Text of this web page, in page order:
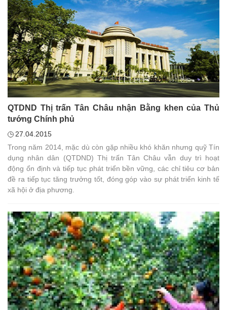
QTDND Thị trấn Tân Châu nhận Bằng khen của Thủ
tướng Chính phủ
27.04.2015
Trong năm 2014, mặc dù còn gặp nhiều khó khăn nhưng quỹ Tín
dụng nhân dân (QTDND) Thị trấn Tân Châu vẫn duy trì hoạt
động ổn định và tiếp tục phát triển bền vững, các chỉ tiêu cơ bản
đề ra tiếp tục tăng trưởng tốt, đóng góp vào sự phát triển kinh tế
xã hội ở địa phương.